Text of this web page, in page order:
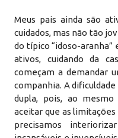
Meus pais ainda são
cuidados, mas não tão
do típico “idoso-aranha”
ativos, cuidando da
começam a demandar
companhia. A
dupla, pois, ao
aceitar que as
precisamos